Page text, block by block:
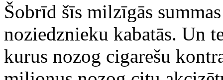
Šobrīd šīs milzīgās
noziedznieku kabatās. Un
kurus nozog cigarešu